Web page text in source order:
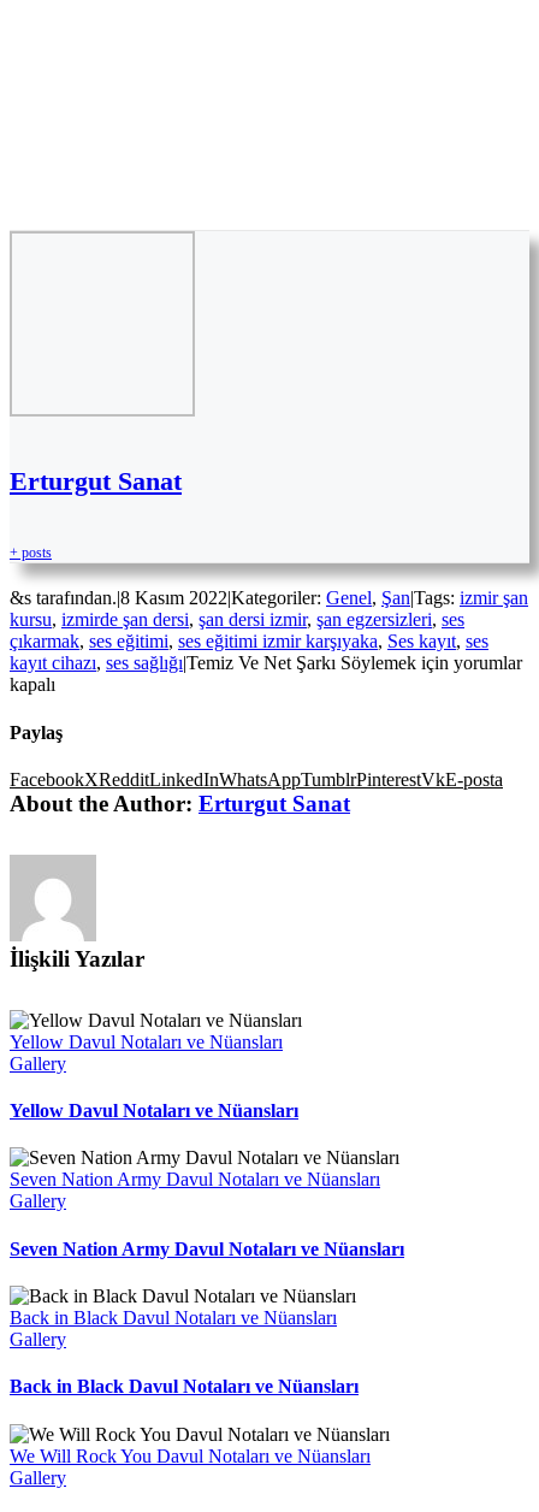
Erturgut Sanat
+ posts
&s tarafından.|8 Kasım 2022|Kategoriler: Genel, Şan|Tags: izmir şan
kursu, izmirde şan dersi, şan dersi izmir, şan egzersizleri, ses
çıkarmak, ses eğitimi, ses eğitimi izmir karşıyaka, Ses kayıt, ses
kayıt cihazı, ses sağlığı|Temiz Ve Net Şarkı Söylemek için yorumlar
kapalı
Paylaş
FacebookXRedditLinkedInWhatsAppTumblrPinterestVkE-posta
About the Author: Erturgut Sanat
İlişkili Yazılar
Yellow Davul Notaları ve Nüansları
Gallery
Yellow Davul Notaları ve Nüansları
Seven Nation Army Davul Notaları ve Nüansları
Gallery
Seven Nation Army Davul Notaları ve Nüansları
Back in Black Davul Notaları ve Nüansları
Gallery
Back in Black Davul Notaları ve Nüansları
We Will Rock You Davul Notaları ve Nüansları
Gallery